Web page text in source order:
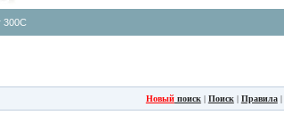
300C
Новыйпоиск| Поиск| Правила|